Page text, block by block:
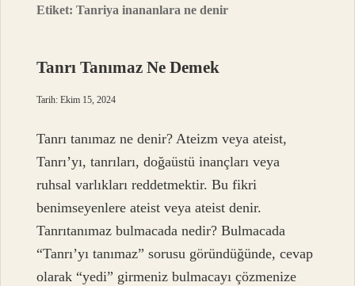
Etiket:Tanriya inananlara ne denir
Tanrı Tanımaz Ne Demek
Tarih: Ekim 15, 2024
Tanrı tanımaz ne denir? Ateizm veya ateist,
Tanrı’yı, tanrıları, doğaüstü inançları veya
ruhsal varlıkları reddetmektir. Bu fikri
benimseyenlere ateist veya ateist denir.
Tanrıtanımaz bulmacada nedir? Bulmacada
“Tanrı’yı ​​tanımaz” sorusu göründüğünde, cevap
olarak “yedi” girmeniz bulmacayı çözmenize